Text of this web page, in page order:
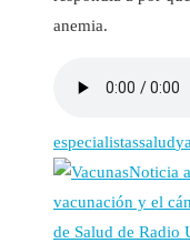
anemia.
especialistassalud
Noticia
vacunación y el
de Salud de Radio